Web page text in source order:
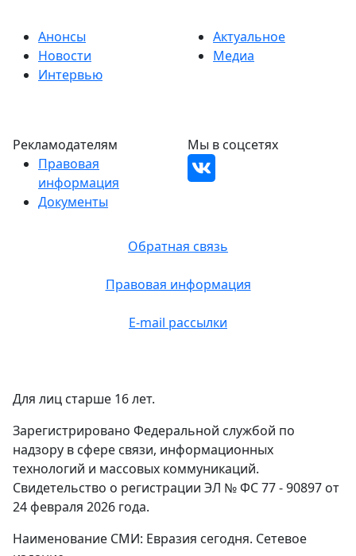
Анонсы
Новости
Интервью
Актуальное
Медиа
Обратная связь
Правовая информация
E-mail рассылки
Рекламодателям
Правовая
информация
Документы
Мы в соцсетях
Для лиц старше 16 лет.
Зарегистрировано Федеральной службой по
надзору в сфере связи, информационных
технологий и массовых коммуникаций.
Свидетельство о регистрации ЭЛ № ФС 77 - 90897 от
24 февраля 2026 года.
Наименование СМИ: Евразия сегодня. Сетевое